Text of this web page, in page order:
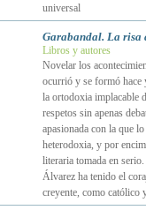
universal
Garabandal. La risa
Libros y autores
Novelar los
ocurrió y se formó hace
la ortodoxia implacable
respetos sin apenas
apasionada con la que
heterodoxia, y por
literaria tomada en
Álvarez ha tenido el
creyente, como católico